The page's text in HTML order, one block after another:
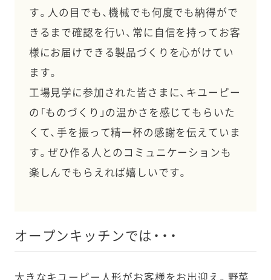
す。人の目でも、機械でも何度でも納得がで
きるまで確認を行い、常に自信を持ってお客
様にお届けできる製品づくりを心がけてい
ます。
工場見学に参加された皆さまに、キユーピー
の「ものづくり」の温かさを感じてもらいた
くて、手を振って精一杯の感謝を伝えていま
す。ぜひ作る人とのコミュニケーションも
楽しんでもらえれば嬉しいです。
オープンキッチンでは・・・